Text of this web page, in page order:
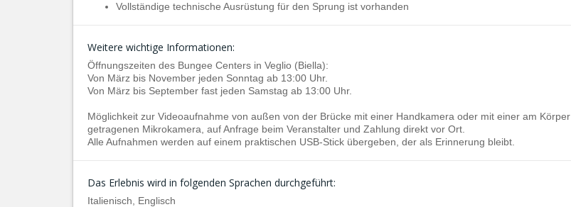
Vollständige technische Ausrüstung für den Sprung ist vorhanden
Weitere wichtige Informationen:
Öffnungszeiten des Bungee Centers in Veglio (Biella):
Von März bis November jeden Sonntag ab 13:00 Uhr.
Von März bis September fast jeden Samstag ab 13:00 Uhr.
Möglichkeit zur Videoaufnahme von außen von der Brücke mit einer Handkamera oder mit einer am Körper
getragenen Mikrokamera, auf Anfrage beim Veranstalter und Zahlung direkt vor Ort.
Alle Aufnahmen werden auf einem praktischen USB-Stick übergeben, der als Erinnerung bleibt.
Das Erlebnis wird in folgenden Sprachen durchgeführt:
Italienisch, Englisch